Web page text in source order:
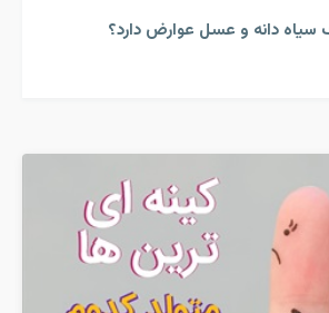
سیاه دانه و عسل عوارض دارد؟